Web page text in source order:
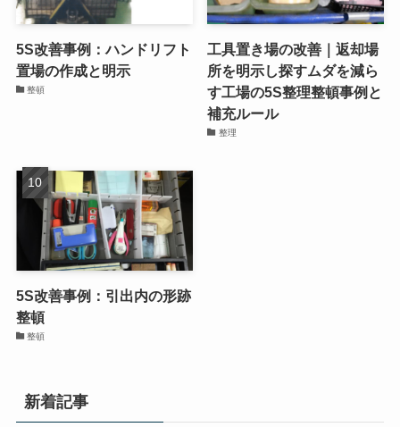
5S改善事例：ハンドリフト
置場の作成と明示
整頓
工具置き場の改善｜返却場
所を明示し探すムダを減ら
す工場の5S整理整頓事例と
補充ルール
整理
5S改善事例：引出内の形跡
整頓
整頓
新着記事